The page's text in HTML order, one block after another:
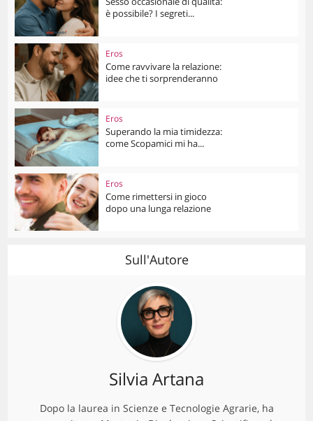
è possibile? I segreti...
Eros
Come ravvivare la relazione:
idee che ti sorprenderanno
Eros
Superando la mia timidezza:
come Scopamici mi ha...
Eros
Come rimettersi in gioco
dopo una lunga relazione
Sull'Autore
Silvia Artana
Dopo la laurea in Scienze e Tecnologie Agrarie, ha